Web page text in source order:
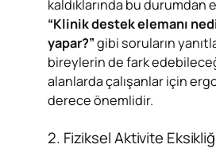
kaldıklarında bu durumdan
“Klinik destek elemanı
yapar?”gibi soruların
bireylerin de fark
alanlarda çalışanlar için
derece önemlidir.
2. Fiziksel Aktivite